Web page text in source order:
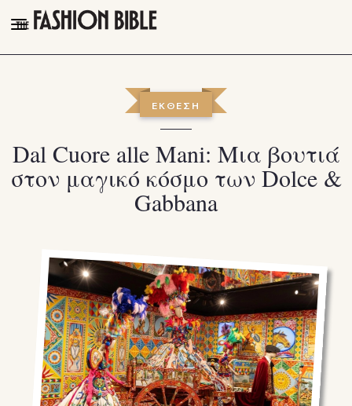
THE FASHION BIBLE
TALK OF THE TOWN
PLEASURES
Facebook
Instagram
Youtube
TikTok
X(Twitter)
ΕΚΘΕΣΗ
Dal Cuore alle Mani: Μια βουτιά
στον μαγικό κόσμο των Dolce &
Gabbana